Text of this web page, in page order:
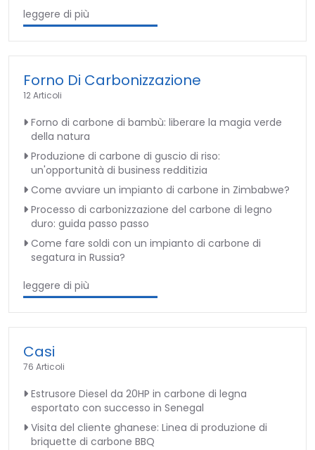
leggere di più
Forno Di Carbonizzazione
12 Articoli
Forno di carbone di bambù: liberare la magia verde
della natura
Produzione di carbone di guscio di riso:
un'opportunità di business redditizia
Come avviare un impianto di carbone in Zimbabwe?
Processo di carbonizzazione del carbone di legno
duro: guida passo passo
Come fare soldi con un impianto di carbone di
segatura in Russia?
leggere di più
Casi
76 Articoli
Estrusore Diesel da 20HP in carbone di legna
esportato con successo in Senegal
Visita del cliente ghanese: Linea di produzione di
briquette di carbone BBQ